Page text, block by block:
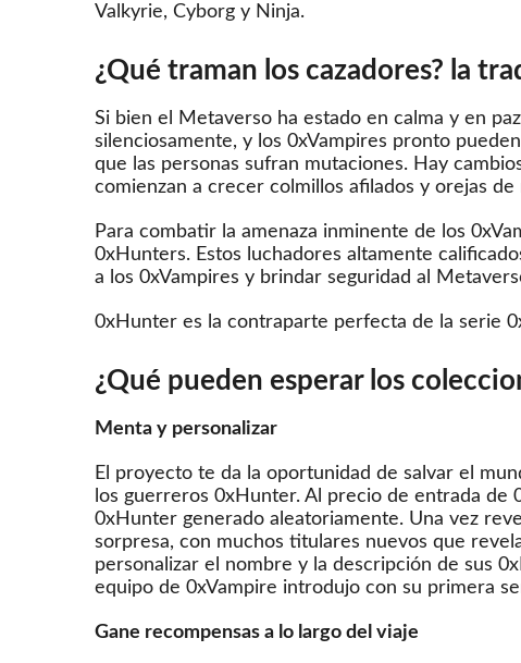
Valkyrie, Cyborg y Ninja.
¿Qué traman los cazadores? la
Si bien el Metaverso ha estado en calma y en
silenciosamente, y los 0xVampires pronto
que las personas sufran mutaciones. Hay
comienzan a crecer colmillos afilados y orejas
Para combatir la amenaza inminente de los
0xHunters. Estos luchadores altamente
a los 0xVampires y brindar seguridad al
0xHunter es la contraparte perfecta de la serie
¿Qué pueden esperar los
Menta y personalizar
El proyecto te da la oportunidad de salvar el
los guerreros 0xHunter. Al precio de entrada de
0xHunter generado aleatoriamente. Una vez
sorpresa, con muchos titulares nuevos que
personalizar el nombre y la descripción de sus
equipo de 0xVampire introdujo con su primera
Gane recompensas a lo largo del viaje